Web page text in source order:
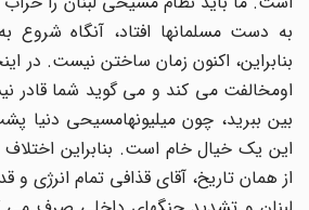
به دست مسلمانها افتاد، آنگاه شروع
بنابراین، اکنون زمان ساختن نیست. در
اومخالفت مى کند و مى گوید شما قادر
بین ببرید، چون میلیونهامسیحى دنیا پشت
این یک خیال خام است. بنابراین اختلاف
از همان تاریخ، آقاى قذافى تمام انرژى و